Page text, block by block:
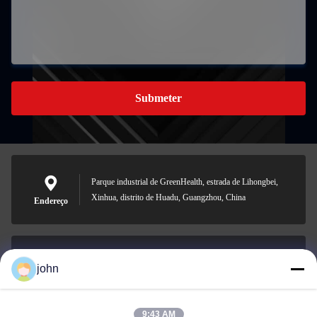
Submeter
Endereço
Parque industrial de GreenHealth, estrada de Lihongbei,
Xinhua, distrito de Huadu, Guangzhou, China
john
9:43 AM